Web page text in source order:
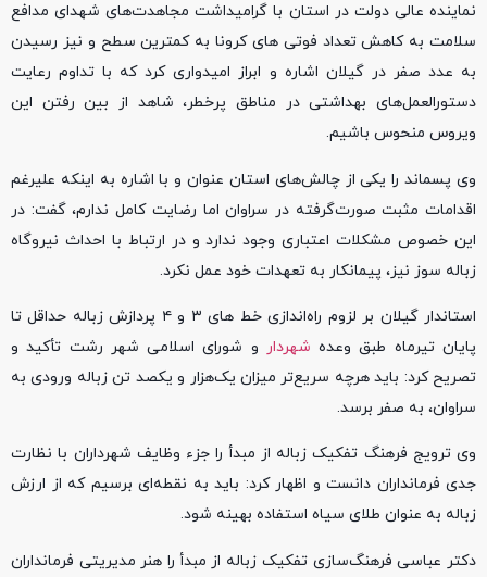
نماینده عالی دولت در استان با گرامیداشت مجاهدت‌های شهدای مدافع
سلامت به کاهش تعداد فوتی های کرونا به کمترین سطح و نیز رسیدن
به عدد صفر در گیلان اشاره و ابراز امیدواری کرد که با تداوم رعایت
دستورالعمل‌های بهداشتی در مناطق پرخطر، شاهد از بین رفتن این
ویروس منحوس باشیم.
وی پسماند را یکی از چالش‌های استان عنوان و با اشاره به اینکه علیرغم
اقدامات مثبت صورت‌گرفته در سراوان اما رضایت کامل ندارم، گفت: در
این خصوص مشکلات اعتباری وجود ندارد و در ارتباط با احداث نیروگاه
زباله سوز نیز، پیمانکار به تعهدات خود عمل نکرد.
استاندار گیلان بر لزوم راه‌اندازی خط های ۳ و ۴ پردازش زباله حداقل تا
پایان تیرماه طبق وعده شهردار و شورای اسلامی شهر رشت تأکید و
تصریح کرد: باید هرچه سریع‌تر میزان یک‌هزار و یکصد تن زباله ورودی به
سراوان، به صفر برسد.
وی ترویج فرهنگ تفکیک زباله از مبدأ را جزء وظایف شهرداران با نظارت
جدی فرمانداران دانست و اظهار کرد: باید به نقطه‌ای برسیم که از ارزش
زباله به عنوان طلای سیاه استفاده بهینه شود.
دکتر عباسی فرهنگ‌سازی تفکیک زباله از مبدأ را هنر مدیریتی فرمانداران